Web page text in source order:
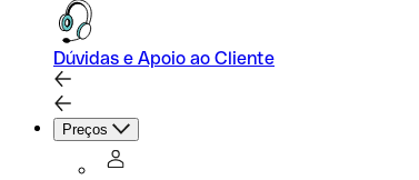
Dúvidas e Apoio ao Cliente
Preços